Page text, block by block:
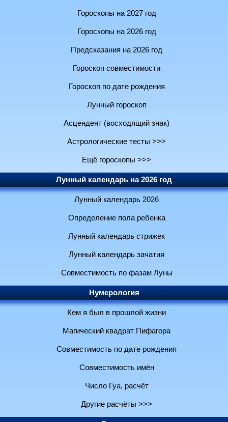
Гороскопы на 2027 год
Гороскопы на 2026 год
Предсказания на 2026 год
Гороскоп совместимости
Гороскоп по дате рождения
Лунный гороскоп
Асцендент (восходящий знак)
Астрологические тесты >>>
Ещё гороскопы >>>
Лунный календарь на 2026 год
Лунный календарь 2026
Определение пола ребенка
Лунный календарь стрижек
Лунный календарь зачатия
Совместимость по фазам Луны
Нумерология
Кем я был в прошлой жизни
Магический квадрат Пифагора
Совместимость по дате рождения
Совместимость имён
Число Гуа, расчёт
Другие расчёты >>>